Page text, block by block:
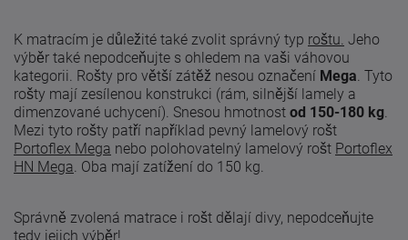
K matracím je důležité také zvolit správný typ roštu. Jeho
výběr také nepodceňujte s ohledem na vaši váhovou
kategorii. Rošty pro větší zátěž nesou označení Mega. Tyto
rošty mají zesílenou konstrukci (rám, silnější lamely a
dimenzované uchycení). Snesou hmotnost od 150-180 kg.
Mezi tyto rošty patří například pevný lamelový rošt
Portoflex Mega nebo polohovatelný lamelový rošt Portoflex
HN Mega. Oba mají zatížení do 150 kg.
Správně zvolená matrace i rošt dělají divy, nepodceňujte
tedy jejich výběr!